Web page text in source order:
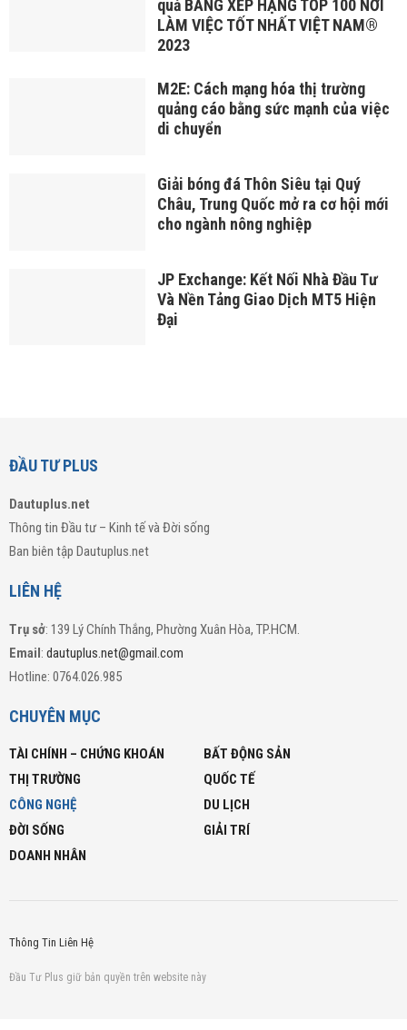
quả BẢNG XẾP HẠNG TOP 100 NƠI
LÀM VIỆC TỐT NHẤT VIỆT NAM®
2023
M2E: Cách mạng hóa thị trường
quảng cáo bằng sức mạnh của việc
di chuyển
Giải bóng đá Thôn Siêu tại Quý
Châu, Trung Quốc mở ra cơ hội mới
cho ngành nông nghiệp
JP Exchange: Kết Nối Nhà Đầu Tư
Và Nền Tảng Giao Dịch MT5 Hiện
Đại
ĐẦU TƯ PLUS
Dautuplus.net
Thông tin Đầu tư – Kinh tế và Đời sống
Ban biên tập Dautuplus.net
LIÊN HỆ
Trụ sở: 139 Lý Chính Thắng, Phường Xuân Hòa, TP.HCM.
Email : dautuplus.net@gmail.com
Hotline: 0764.026.985
CHUYÊN MỤC
TÀI CHÍNH – CHỨNG KHOÁN
BẤT ĐỘNG SẢN
THỊ TRƯỜNG
QUỐC TẾ
CÔNG NGHỆ
DU LỊCH
ĐỜI SỐNG
GIẢI TRÍ
DOANH NHÂN
Thông Tin Liên Hệ
Đầu Tư Plus giữ bản quyền trên website này